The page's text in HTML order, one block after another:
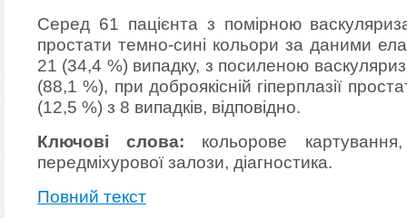
Серед 61 пацієнта з помірною
простати темно-сині кольори за даними
21 (34,4 %) випадку, з посиленою
(88,1 %), при доброякісній гіперплазії
(12,5 %) з 8 випадків, відповідно.
Ключові слова: кольорове
передміхурової залози, діагностика.
Повний текст